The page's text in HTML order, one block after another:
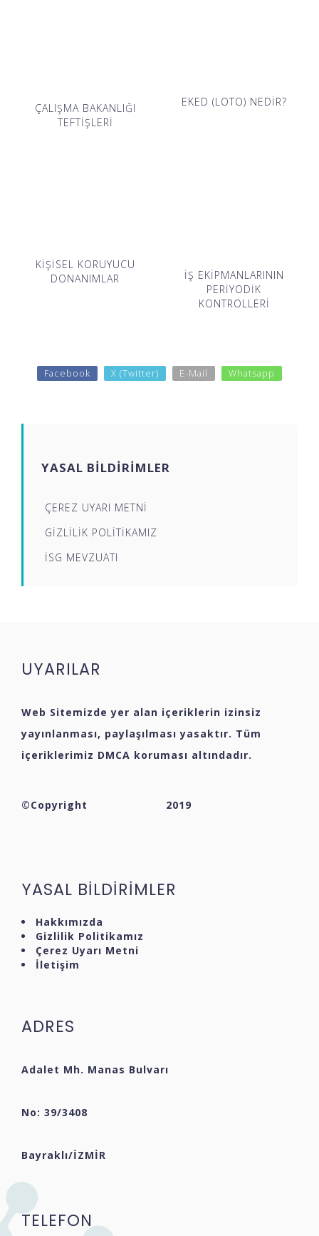
ÇALIŞMA BAKANLIĞI
TEFTİŞLERİ
EKED (LOTO) NEDİR?
KİŞİSEL KORUYUCU
DONANIMLAR
İŞ EKİPMANLARININ
PERİYODİK
KONTROLLERİ
Facebook X (Twitter) E-Mail Whatsapp
YASAL BİLDİRİMLER
ÇEREZ UYARI METNİ
GİZLİLİK POLİTİKAMIZ
İSG MEVZUATI
UYARILAR
Web Sitemizde yer alan içeriklerin izinsiz
yayınlanması, paylaşılması yasaktır. Tüm
içeriklerimiz DMCA koruması altındadır.
©Copyright 2019
YASAL BİLDİRİMLER
Hakkımızda
Gizlilik Politikamız
Çerez Uyarı Metni
İletişim
ADRES
Adalet Mh. Manas Bulvarı
No: 39/3408
Bayraklı/İZMİR
TELEFON